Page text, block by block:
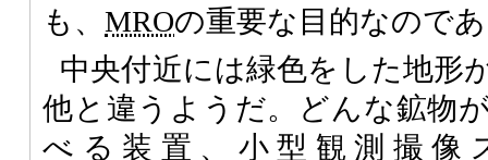
も、 MROの重要な目的なので
中央付近には緑色をした地形
他と違うようだ。どんな鉱物
べる装置、小型観測撮像